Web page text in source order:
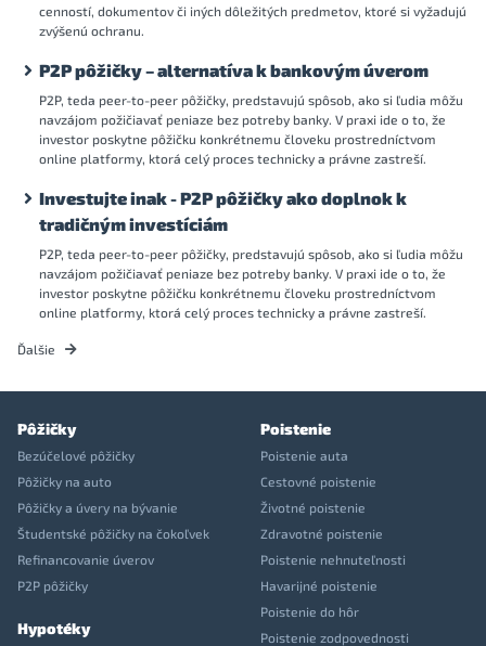
cenností, dokumentov či iných dôležitých predmetov, ktoré si vyžadujú
zvýšenú ochranu.
P2P pôžičky – alternatíva k bankovým úverom
P2P, teda peer-to-peer pôžičky, predstavujú spôsob, ako si ľudia môžu
navzájom požičiavať peniaze bez potreby banky. V praxi ide o to, že
investor poskytne pôžičku konkrétnemu človeku prostredníctvom
online platformy, ktorá celý proces technicky a právne zastreší.
Investujte inak - P2P pôžičky ako doplnok k
tradičným investíciám
P2P, teda peer-to-peer pôžičky, predstavujú spôsob, ako si ľudia môžu
navzájom požičiavať peniaze bez potreby banky. V praxi ide o to, že
investor poskytne pôžičku konkrétnemu človeku prostredníctvom
online platformy, ktorá celý proces technicky a právne zastreší.
Ďalšie
Pôžičky
Bezúčelové pôžičky
Pôžičky na auto
Pôžičky a úvery na bývanie
Študentské pôžičky na čokoľvek
Refinancovanie úverov
P2P pôžičky
Hypotéky
Poistenie
Poistenie auta
Cestovné poistenie
Životné poistenie
Zdravotné poistenie
Poistenie nehnuteľnosti
Havarijné poistenie
Poistenie do hôr
Poistenie zodpovednosti